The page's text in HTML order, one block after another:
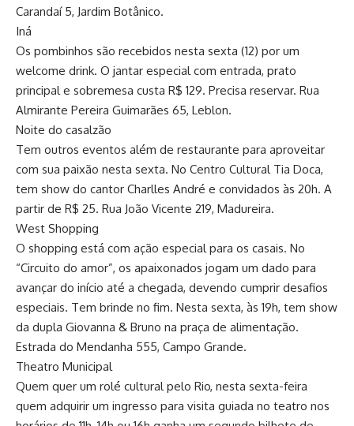
Carandaí 5, Jardim Botânico.
Iná
Os pombinhos são recebidos nesta sexta (12) por um
welcome drink. O jantar especial com entrada, prato
principal e sobremesa custa R$ 129. Precisa reservar. Rua
Almirante Pereira Guimarães 65, Leblon.
Noite do casalzão
Tem outros eventos além de restaurante para aproveitar
com sua paixão nesta sexta. No Centro Cultural Tia Doca,
tem show do cantor Charlles André e convidados às 20h. A
partir de R$ 25. Rua João Vicente 219, Madureira.
West Shopping
O shopping está com ação especial para os casais. No
“Circuito do amor”, os apaixonados jogam um dado para
avançar do início até a chegada, devendo cumprir desafios
especiais. Tem brinde no fim. Nesta sexta, às 19h, tem show
da dupla Giovanna & Bruno na praça de alimentação.
Estrada do Mendanha 555, Campo Grande.
Theatro Municipal
Quem quer um rolé cultural pelo Rio, nesta sexta-feira
quem adquirir um ingresso para visita guiada no teatro nos